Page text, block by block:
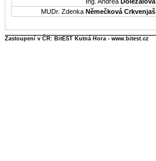
MUDr. Zdenka Němečková Crkvenjaš
Zastoupení v ČR: BitEST Kutná Hora - www.bitest.cz